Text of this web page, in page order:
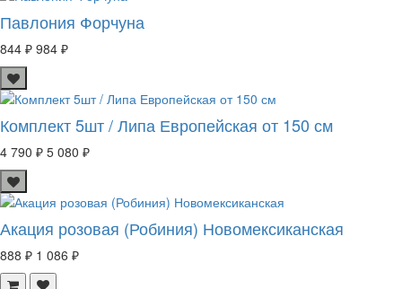
Павлония Форчуна
844 ₽ 984 ₽
Комплект 5шт / Липа Европейская от 150 см
4 790 ₽ 5 080 ₽
Акация розовая (Робиния) Новомексиканская
888 ₽ 1 086 ₽